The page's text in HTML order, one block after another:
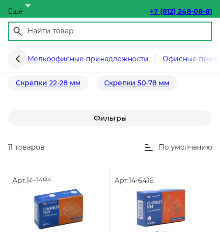
Ещё +7 (812) 248-08-81
Мелкоофисные принадлежности Офисные
Скрепки, скрепочницы
Скрепки 22-28 мм Скрепки 50-78 мм
Фильтры
11 товаров По умолчанию
Арт.14-1484 Арт.14-6416